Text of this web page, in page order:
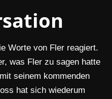
Worte von Fler reagiert.
was Fler zu sagen hatte
seinem kommenden
hat sich wiederum